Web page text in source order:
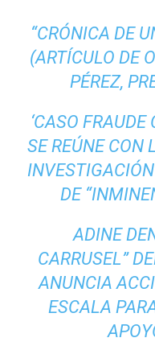
“CRÓNICA DE
(ARTÍCULO DE
PÉREZ,
‘CASO FRAUDE
SE REÚNE CON
DE
ADINE
CARRUSEL”
ANUNCIA
ESCALA